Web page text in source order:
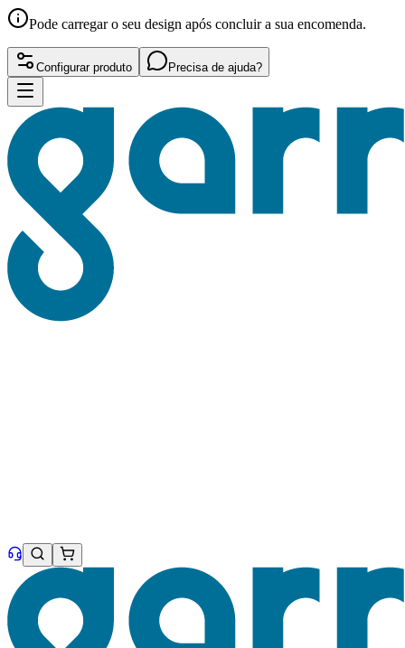
Pode carregar o seu design após concluir a sua encomenda.
Configurar produto Precisa de ajuda?